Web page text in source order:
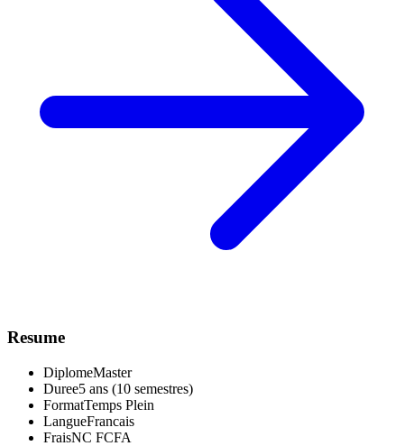
Resume
DiplomeMaster
Duree5 ans (10 semestres)
FormatTemps Plein
LangueFrancais
FraisNC FCFA